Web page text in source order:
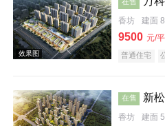
效果图
香坊 建面
9500 元/
普通住宅
在售 新
香坊 建面